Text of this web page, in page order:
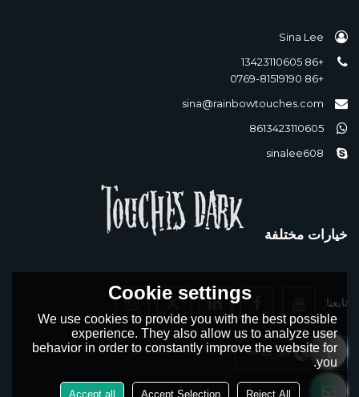
Sina Lee
+86 13423110605
+86 0769-81519190
sina@rainbowtouches.com
8613423110605
sinalee608
خيارات مختلفة
تابعنا:
لغة: العربية
Cookie settings
We use cookies to provide you with the best possible
experience. They also allow us to analyze user
behavior in order to constantly improve the website for
you.
Reject All
Accept Selection
Accept all